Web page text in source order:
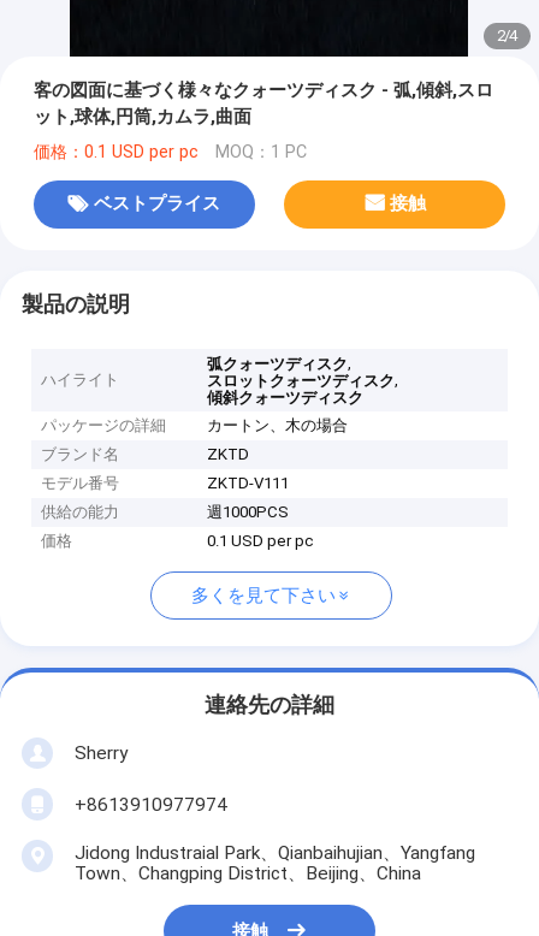
2/4
客の図面に基づく様々なクォーツディスク - 弧,傾斜,スロ
ット,球体,円筒,カムラ,曲面
価格：0.1 USD per pc MOQ：1 PC
ベストプライス 接触
製品の説明
ハイライト
弧クォーツディスク,
スロットクォーツディスク,
傾斜クォーツディスク
パッケージの詳細
カートン、木の場合
ブランド名
ZKTD
モデル番号
ZKTD-V111
供給の能力
週1000PCS
価格
0.1 USD per pc
多くを見て下さい
連絡先の詳細
Sherry
+8613910977974
Jidong Industraial Park、Qianbaihujian、Yangfang
Town、Changping District、Beijing、China
接触